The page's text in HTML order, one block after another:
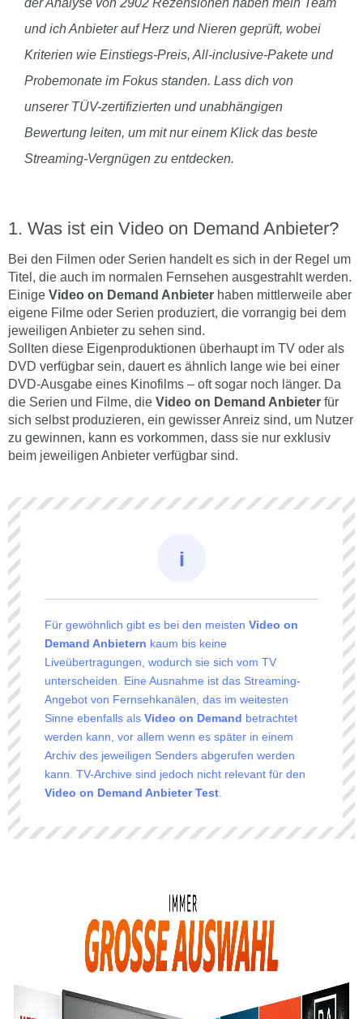
der Analyse von 2902 Rezensionen haben mein Team
und ich Anbieter auf Herz und Nieren geprüft, wobei
Kriterien wie Einstiegs-Preis, All-inclusive-Pakete und
Probemonate im Fokus standen. Lass dich von
unserer TÜV-zertifizierten und unabhängigen
Bewertung leiten, um mit nur einem Klick das beste
Streaming-Vergnügen zu entdecken.
Was ist ein Video on Demand Anbieter?
Bei den Filmen oder Serien handelt es sich in der Regel um
Titel, die auch im normalen Fernsehen ausgestrahlt werden.
Einige Video on Demand Anbieter haben mittlerweile aber
eigene Filme oder Serien produziert, die vorrangig bei dem
jeweiligen Anbieter zu sehen sind.
Sollten diese Eigenproduktionen überhaupt im TV oder als
DVD verfügbar sein, dauert es ähnlich lange wie bei einer
DVD-Ausgabe eines Kinofilms – oft sogar noch länger. Da
die Serien und Filme, die Video on Demand Anbieter für
sich selbst produzieren, ein gewisser Anreiz sind, um Nutzer
zu gewinnen, kann es vorkommen, dass sie nur exklusiv
beim jeweiligen Anbieter verfügbar sind.
Für gewöhnlich gibt es bei den meisten Video on
Demand Anbietern kaum bis keine
Liveübertragungen, wodurch sie sich vom TV
unterscheiden. Eine Ausnahme ist das Streaming-
Angebot von Fernsehkanälen, das im weitesten
Sinne ebenfalls als Video on Demand betrachtet
werden kann, vor allem wenn es später in einem
Archiv des jeweiligen Senders abgerufen werden
kann. TV-Archive sind jedoch nicht relevant für den
Video on Demand Anbieter Test